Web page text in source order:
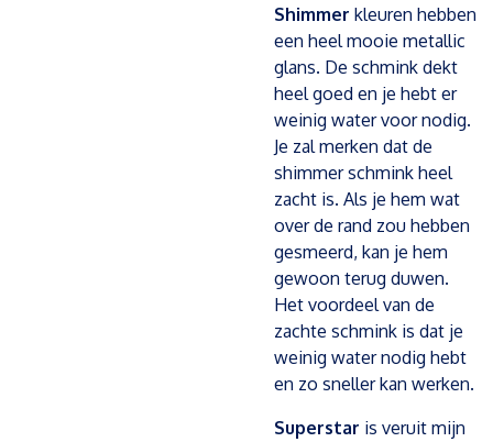
Shimmer kleuren hebben
een heel mooie metallic
glans. De schmink dekt
heel goed en je hebt er
weinig water voor nodig.
Je zal merken dat de
shimmer schmink heel
zacht is. Als je hem wat
over de rand zou hebben
gesmeerd, kan je hem
gewoon terug duwen.
Het voordeel van de
zachte schmink is dat je
weinig water nodig hebt
en zo sneller kan werken.
Superstar is veruit mijn